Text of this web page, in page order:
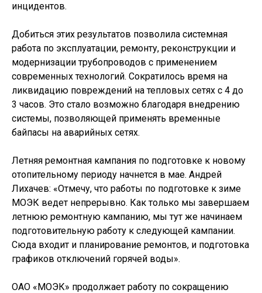
инцидентов.
Добиться этих результатов позволила системная
работа по эксплуатации, ремонту, реконструкции и
модернизации трубопроводов с применением
современных технологий. Сократилось время на
ликвидацию повреждений на тепловых сетях с 4 до
3 часов. Это стало возможно благодаря внедрению
системы, позволяющей применять временные
байпасы на аварийных сетях.
Летняя ремонтная кампания по подготовке к новому
отопительному периоду начнется в мае. Андрей
Лихачев: «Отмечу, что работы по подготовке к зиме
МОЭК ведет непрерывно. Как только мы завершаем
летнюю ремонтную кампанию, мы тут же начинаем
подготовительную работу к следующей кампании.
Сюда входит и планирование ремонтов, и подготовка
графиков отключений горячей воды».
ОАО «МОЭК» продолжает работу по сокращению